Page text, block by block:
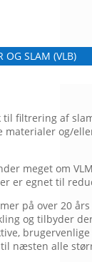
OG SLAM (VLB)
til filtrering af
materialer og/
meget om
er egnet til
på over 20
og tilbyder
næsten alle